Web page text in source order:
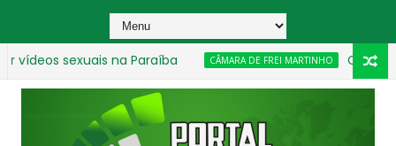
sexuais na Paraíba CÂMARA DE FREI MARTINHO
Câmara de